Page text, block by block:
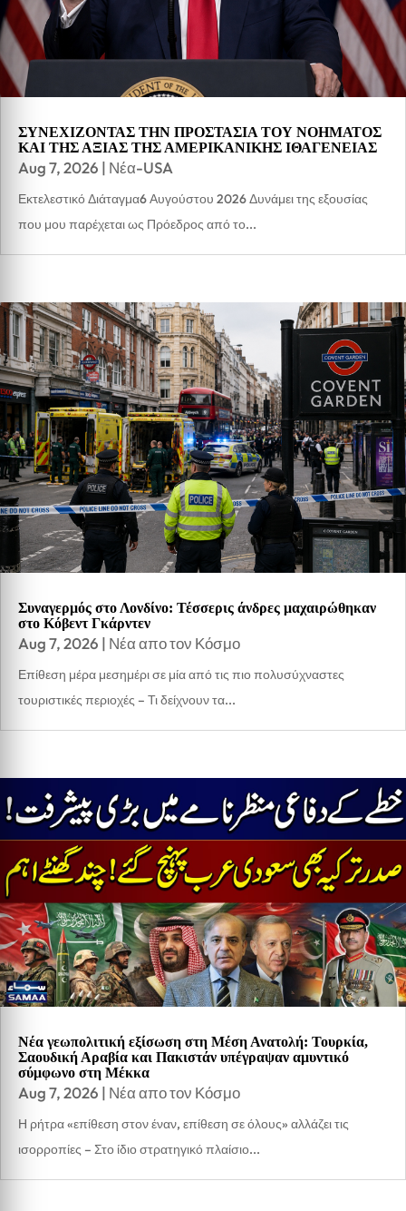
ΣΥΝΕΧΙΖΟΝΤΑΣ ΤΗΝ ΠΡΟΣΤΑΣΙΑ ΤΟΥ ΝΟΗΜΑΤΟΣ
ΚΑΙ ΤΗΣ ΑΞΙΑΣ ΤΗΣ ΑΜΕΡΙΚΑΝΙΚΗΣ ΙΘΑΓΕΝΕΙΑΣ
Aug 7, 2026 | Νέα-USA
Εκτελεστικό Διάταγμα6 Αυγούστου 2026 Δυνάμει της εξουσίας
που μου παρέχεται ως Πρόεδρος από το...
Συναγερμός στο Λονδίνο: Τέσσερις άνδρες μαχαιρώθηκαν
στο Κόβεντ Γκάρντεν
Aug 7, 2026 | Νέα απο τον Κόσμο
Επίθεση μέρα μεσημέρι σε μία από τις πιο πολυσύχναστες
τουριστικές περιοχές – Τι δείχνουν τα...
Νέα γεωπολιτική εξίσωση στη Μέση Ανατολή: Τουρκία,
Σαουδική Αραβία και Πακιστάν υπέγραψαν αμυντικό
σύμφωνο στη Μέκκα
Aug 7, 2026 | Νέα απο τον Κόσμο
Η ρήτρα «επίθεση στον έναν, επίθεση σε όλους» αλλάζει τις
ισορροπίες – Στο ίδιο στρατηγικό πλαίσιο...